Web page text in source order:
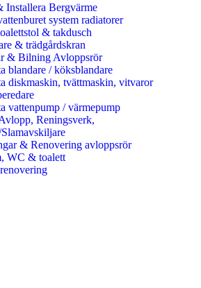
Installera Bergvärme
system radiatorer
& takdusch
& trädgårdskran
& Bilning Avloppsrör
blandare / köksblandare
diskmaskin, tvättmaskin, vitvaror
vattenpump / värmepump
Reningsverk,
& Renovering avloppsrör
WC & toalett